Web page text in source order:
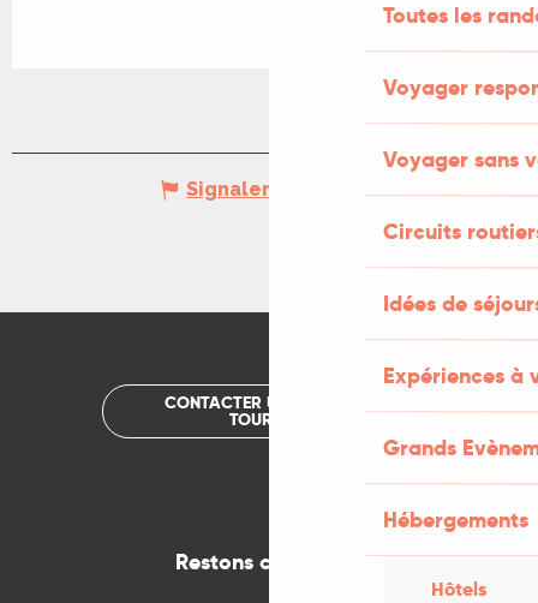
Toutes les
Voyager
Voyager sans
Circuits
Idées de
Expériences à
Grands
Hébergements
Hôtels
Signaler une erreur
CONTACTER UN OFFICE DE
TOURISME
Restons connectés